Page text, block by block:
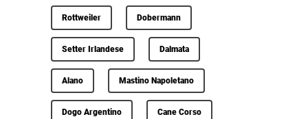
Rottweiler Dobermann
Setter Irlandese Dalmata
Alano Mastino Napoletano
Dogo Argentino Cane Corso